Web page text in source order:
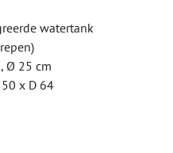
watertank
Ø 25 cm
x D 64